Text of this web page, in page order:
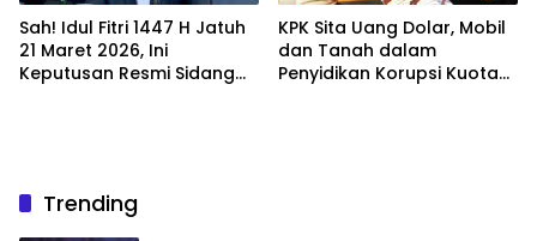
Sah! Idul Fitri 1447 H Jatuh
21 Maret 2026, Ini
Keputusan Resmi Sidang
KPK Sita Uang Dolar, Mobil
dan Tanah dalam
Penyidikan Korupsi Kuota
Trending